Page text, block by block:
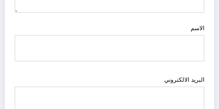
الاسم
البريد الالكتروني